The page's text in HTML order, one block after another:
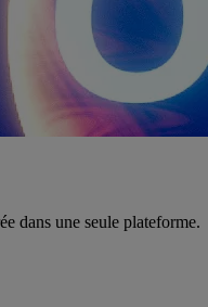
dans une seule plateforme.